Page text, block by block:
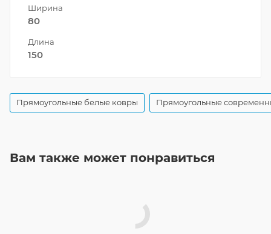
Ширина
80
Длина
150
Прямоугольные белые ковры Прямоугольные
Вам также может понравиться